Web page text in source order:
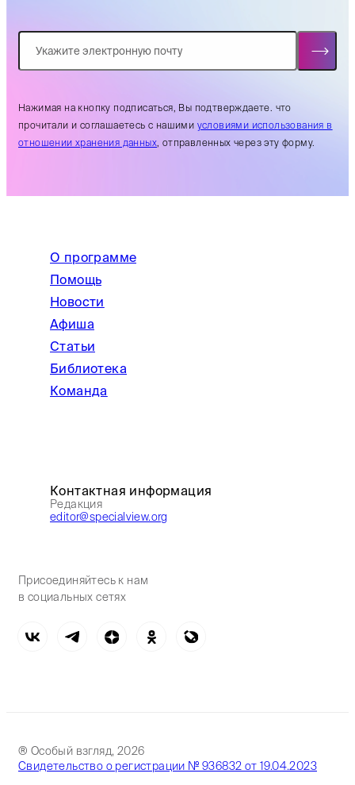
Нажимая на кнопку подписаться, Вы подтверждаете. что
прочитали и соглашаетесь с нашими условиями использования в
отношении хранения данных, отправленных через эту форму.
О программе
Помощь
Новости
Афиша
Статьи
Библиотека
Команда
Контактная информация
Редакция
editor@specialview.org
Присоединяйтесь к нам
в социальных сетях
® Особый взгляд, 2026
Свидетельство о регистрации № 936832 от 19.04.2023